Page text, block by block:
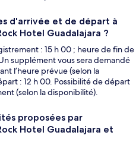
d'arrivée et de départ à
Hotel Guadalajara ?
: 15 h 00 ; heure de fin de
supplément vous sera demandé
l’heure prévue (selon la
: 12 h 00. Possibilité de départ
(selon la disponibilité).
proposées par
Hotel Guadalajara et